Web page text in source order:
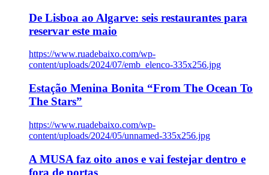
De Lisboa ao Algarve: seis restaurantes para
reservar este maio
https://www.ruadebaixo.com/wp-
content/uploads/2024/07/emb_elenco-335x256.jpg
Estação Menina Bonita “From The Ocean To
The Stars”
https://www.ruadebaixo.com/wp-
content/uploads/2024/05/unnamed-335x256.jpg
A MUSA faz oito anos e vai festejar dentro e
fora de portas